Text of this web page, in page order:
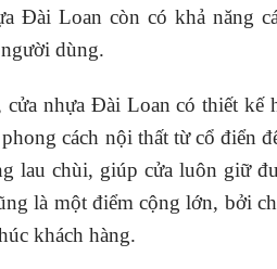
Đài Loan còn có khả năng
dùng.
cửa nhựa Đài Loan có thiết kế
cách nội thất từ cổ điển
lau chùi, giúp cửa luôn giữ
là một điểm cộng lớn, bởi
khách hàng.